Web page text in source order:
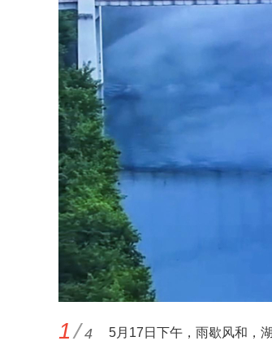
1/4 5月17日下午，雨歇风和，